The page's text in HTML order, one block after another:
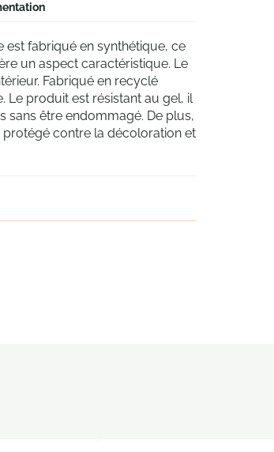
est fabriqué en synthétique, ce
un aspect caractéristique. Le
Fabriqué en recyclé
Le produit est résistant au gel, il
sans être endommagé. De plus,
contre la décoloration et